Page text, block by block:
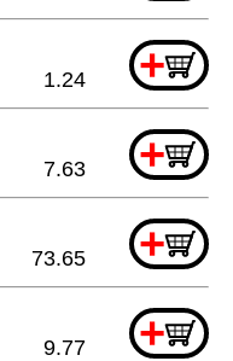
+
1.24
+
7.63
+
73.65
+
9.77